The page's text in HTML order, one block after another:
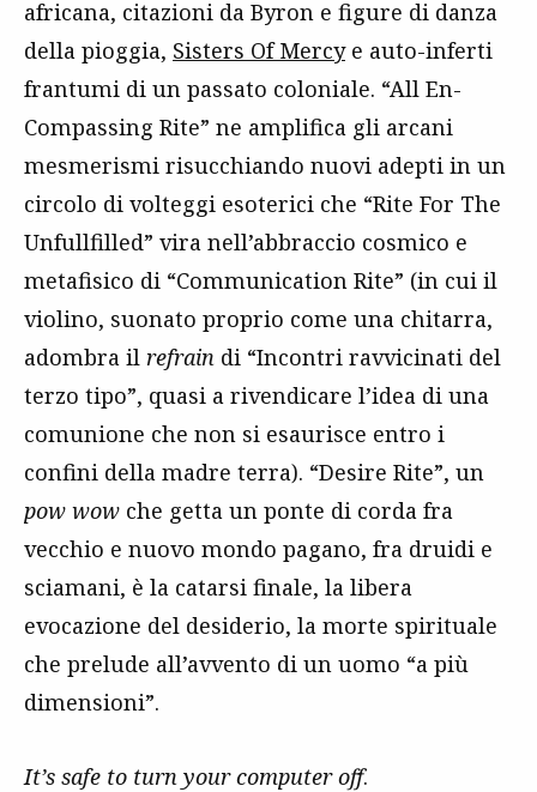
africana, citazioni da Byron e figure di danza
della pioggia, Sisters Of Mercye auto-inferti
frantumi di un passato coloniale. “All En-
Compassing Rite” ne amplifica gli arcani
mesmerismi risucchiando nuovi adepti in un
circolo di volteggi esoterici che “Rite For The
Unfullfilled” vira nell’abbraccio cosmico e
metafisico di “Communication Rite” (in cui il
violino, suonato proprio come una chitarra,
adombra il refrain di “Incontri ravvicinati del
terzo tipo”, quasi a rivendicare l’idea di una
comunione che non si esaurisce entro i
confini della madre terra). “Desire Rite”, un
pow wow che getta un ponte di corda fra
vecchio e nuovo mondo pagano, fra druidi e
sciamani, è la catarsi finale, la libera
evocazione del desiderio, la morte spirituale
che prelude all’avvento di un uomo “a più
dimensioni”.
It’s safe to turn your computer off.